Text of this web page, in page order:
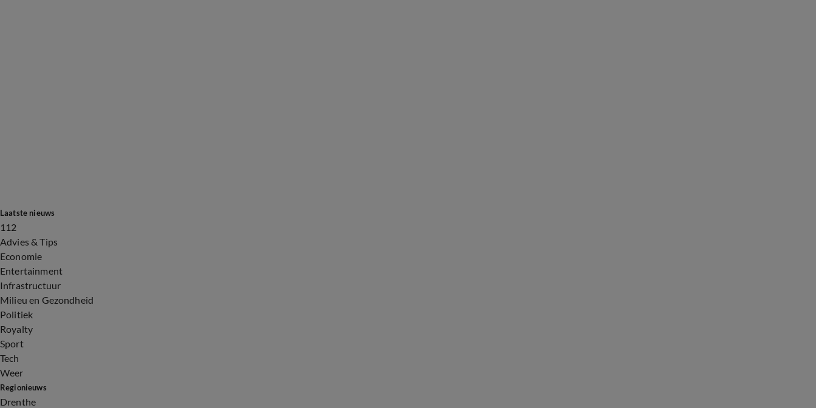
Laatste nieuws
112
Advies & Tips
Economie
Entertainment
Infrastructuur
Milieu en Gezondheid
Politiek
Royalty
Sport
Tech
Weer
Regionieuws
Drenthe